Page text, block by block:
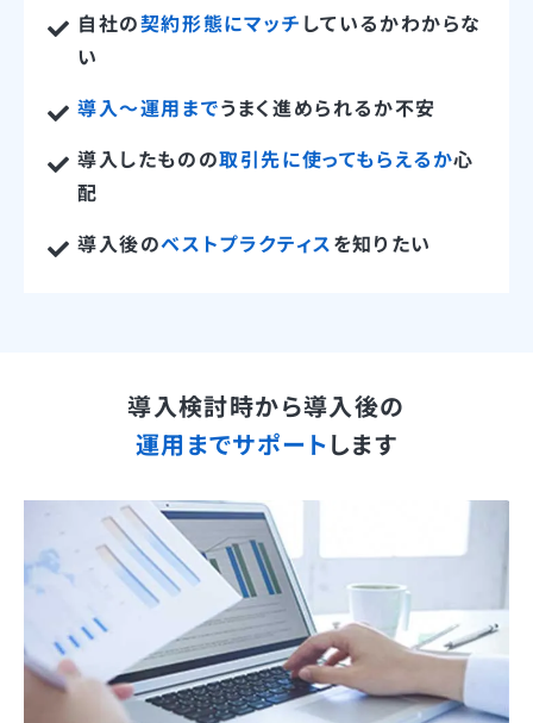
自社の契約形態にマッチ しているかわからな
い
導入〜運用までうまく進められるか不安
導入したものの取引先に使ってもらえるか心
配
導入後のベストプラクティス を知りたい
導入検討時から導入後の
運用までサポート します